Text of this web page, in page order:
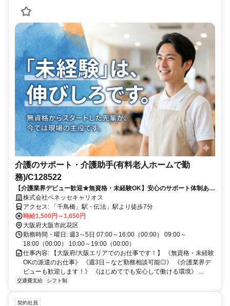
介護のサポート・介護助手(有料老人ホームで勤
務)/C128522
【介護業界デビュー歓迎★無資格・未経験OK】安心のサポート体制あり
★週3日～など勤務相談可！≪派遣介護職のお仕事≫
株式会社ベネッセキャリオス
アクセス: 「千鳥橋」駅・伝法」駅より徒歩7分
時給1,500円～1,650円
大阪府大阪市此花区
勤務時間・曜日: 週3～5日 07:00～16:00（00:00） 09:00～
18:00（00:00） 10:00～19:00（00:00）
仕事内容: 【大阪府/大阪エリアでのお仕事です！】 《無資格・未経験
OKの派遣のお仕事》 《週3日～など勤務相談可能◎》 《介護業界デ
ビューも歓迎します！》 《はじめてでも安心して働ける環境》 ...
交通費支給 シフト制
契約社員